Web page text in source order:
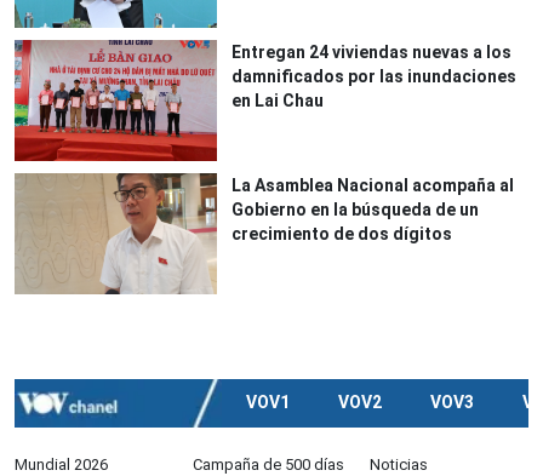
Entregan 24 viviendas nuevas a los
damnificados por las inundaciones
en Lai Chau
La Asamblea Nacional acompaña al
Gobierno en la búsqueda de un
crecimiento de dos dígitos
VOV1 VOV2 VOV3
Mundial 2026
Campaña de 500 días
Noticias